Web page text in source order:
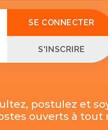
SE CONNECTER
S'INSCRIRE
postulez et
ouverts à tout